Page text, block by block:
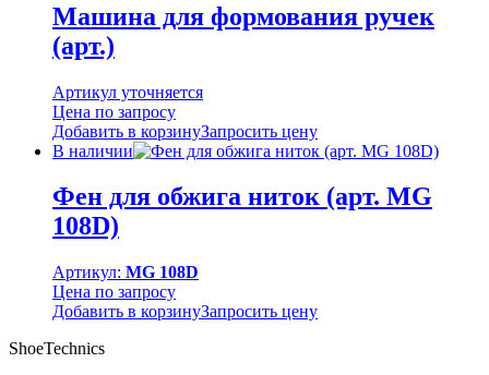
Машина для формования ручек
(арт.)
Артикул уточняется
Цена по запросу
Добавить в корзинуЗапросить цену
В наличии
Фен для обжига ниток (арт. MG
108D)
Артикул: MG 108D
Цена по запросу
Добавить в корзинуЗапросить цену
ShoeTechnics